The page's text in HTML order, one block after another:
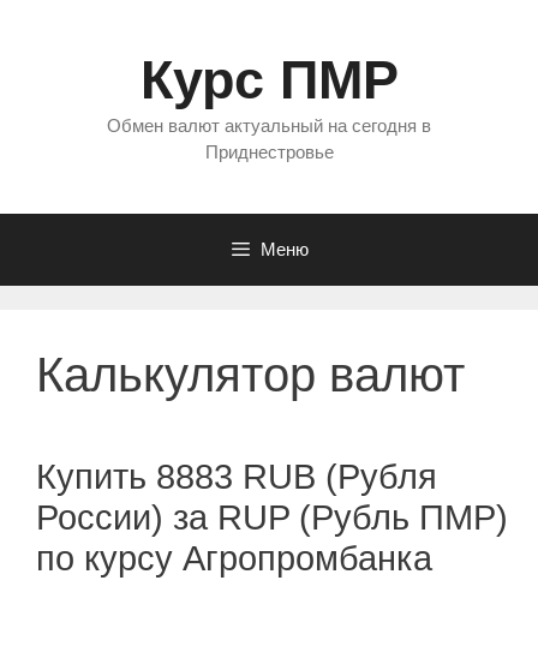
Курс ПМР
Обмен валют актуальный на сегодня в
Приднестровье
Меню
Калькулятор валют
Купить 8883 RUB (Рубля
России) за RUP (Рубль ПМР)
по курсу Агропромбанка